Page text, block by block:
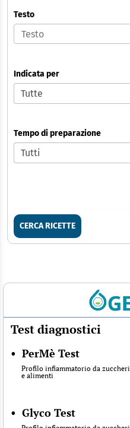
Testo
Indicata per
Tempo di preparazione
CERCA RICETTE
Test diagnostici
• PerMè Test
Profilo infiammatorio da zuccheri
e alimenti
• Glyco Test